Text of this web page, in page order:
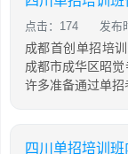
点击：174 发布
成都首创单招培
成都市成华区昭
许多准备通过单
四川单招培训